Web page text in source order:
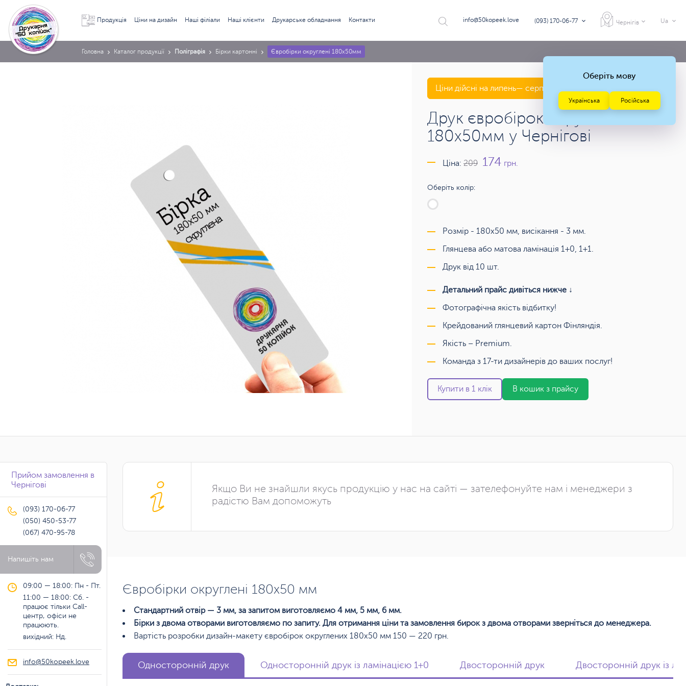
Продукція Ціни на дизайн Наші філіали Наші клієнти Друкарське обладнання Контакти info@50kopeek.love (093) 170-06-77 Чернігів Ua
Головна Каталог продукції Поліграфія Бірки картонні Євробірки округлені 180х50мм
Ціни дійсні на липень— серпень 2026 року
Друк євробірок округлених
180х50мм у Чернігові
Ціна: 209 174 грн.
Оберіть колір:
Розмір - 180х50 мм, висікання - 3 мм.
Глянцева або матова ламінація 1+0, 1+1.
Друк від 10 шт.
Детальний прайс дивіться нижче ↓
Фотографічна якість відбитку!
Крейдований глянцевий картон Фінляндія.
Якість – Premium.
Команда з 17-ти дизайнерів до ваших послуг!
Купити в 1 клік В кошик з прайсу
Якщо Ви не знайшли якусь продукцію у нас на сайті — зателефонуйте нам і менеджери з
радістю Вам допоможуть
Євробірки округлені 180х50 мм
Стандартний отвір — 3 мм, за запитом виготовляємо 4 мм, 5 мм, 6 мм.
Бірки з двома отворами виготовляємо по запиту. Для отримання ціни та замовлення бирок з двома отворами зверніться до менеджера.
Вартість розробки дизайн-макету євробірок округлених 180х50 мм 150 — 220 грн.
Односторонній друк Односторонній друк із ламінацією 1+0 Двосторонній друк Двосторонній друк із
Прийом замовлення в
Чернігові
(093) 170-06-77
(050) 450-53-77
(067) 470-95-78
Напишіть нам
09:00 — 18:00: Пн - Пт.
11:00 — 18:00: Сб. -
працює тільки Call-
центр, офіси не
працюють.
вихідний: Нд.
info@50kopeek.love
Оберіть мову
Українська Російська